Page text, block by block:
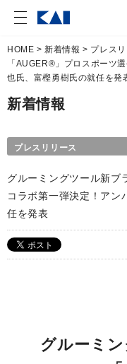
HOME >新着情報 > プレス
「AUGER®」プロスポーツ
也氏、富樫勇樹氏の就任を発
新着情報
プレスリリース
グルーミングツール新ブ
コラボ第一弾決定！アン
任を発表
グルーミ